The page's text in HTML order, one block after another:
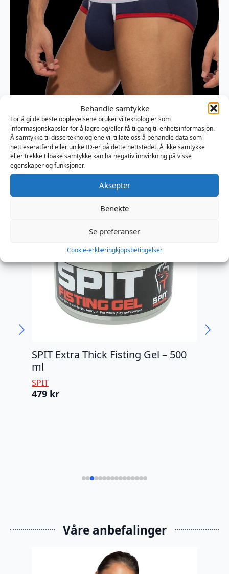
Behandle samtykke
For å gi de beste opplevelsene bruker vi teknologier som
informasjonskapsler for å lagre og/eller få tilgang til enhetsinformasjon.
Å samtykke til disse teknologiene vil tillate oss å behandle data som
nettleseratferd eller unike ID-er på dette nettstedet. Å ikke samtykke
eller trekke tilbake samtykke kan ha negativ innvirkning på visse
egenskaper og funksjoner.
Aksepter
Benekte
Se preferanser
Cookie-erklæringkjopsbetingelser
Våre nyheter
SPIT Extra Thick Fisting Gel – 500
ml
SPIT
479 kr
Våre anbefalinger